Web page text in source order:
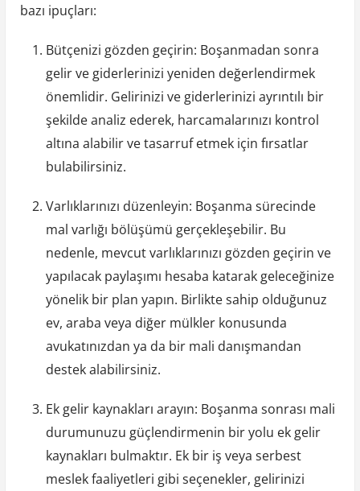
bazı ipuçları:
Bütçenizi gözden geçirin: Boşanmadan sonra
gelir ve giderlerinizi yeniden değerlendirmek
önemlidir. Gelirinizi ve giderlerinizi ayrıntılı bir
şekilde analiz ederek, harcamalarınızı kontrol
altına alabilir ve tasarruf etmek için fırsatlar
bulabilirsiniz.
Varlıklarınızı düzenleyin: Boşanma sürecinde
mal varlığı bölüşümü gerçekleşebilir. Bu
nedenle, mevcut varlıklarınızı gözden geçirin ve
yapılacak paylaşımı hesaba katarak geleceğinize
yönelik bir plan yapın. Birlikte sahip olduğunuz
ev, araba veya diğer mülkler konusunda
avukatınızdan ya da bir mali danışmandan
destek alabilirsiniz.
Ek gelir kaynakları arayın: Boşanma sonrası mali
durumunuzu güçlendirmenin bir yolu ek gelir
kaynakları bulmaktır. Ek bir iş veya serbest
meslek faaliyetleri gibi seçenekler, gelirinizi